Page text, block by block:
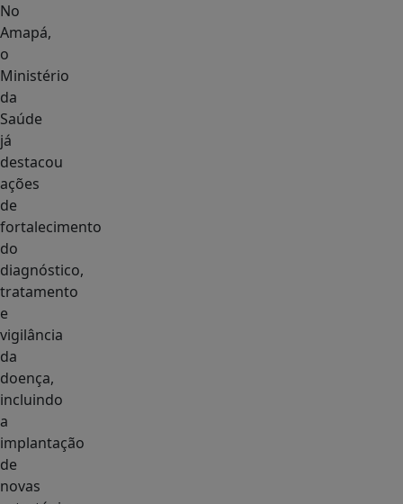
No
Amapá,
o
Ministério
da
Saúde
já
destacou
ações
de
fortalecimento
do
diagnóstico,
tratamento
e
vigilância
da
doença,
incluindo
a
implantação
de
novas